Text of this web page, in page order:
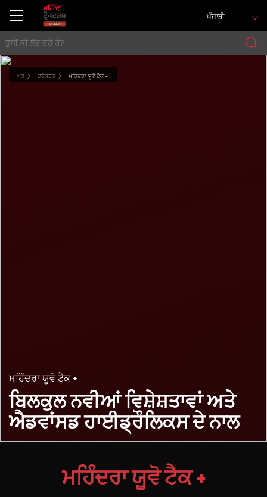
ਪੰਜਾਬੀ
ਘਰ ਟਰੈਕਟਰ ਮਹਿੰਦਰਾ ਯੂਵੋ ਟੈਕ +
ਮਹਿੰਦਰਾ ਯੂਵੋ ਟੈਕ +
ਬਿਲਕੁਲ ਨਵੀਆਂ ਵਿਸ਼ੇਸ਼ਤਾਵਾਂਅਤੇ
ਐਡਵਾਂਸਡ ਹਾਈਡ੍ਰੌਲਿਕਸ ਦੇ ਨਾਲ
ਮਹਿੰਦਰਾ ਯੂਵੋ ਟੈਕ +